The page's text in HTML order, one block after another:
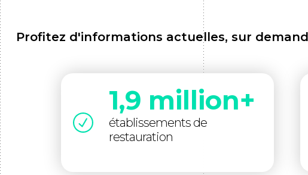
Profitez d'informations actuelles, sur
1,9 million+
établissements de
restauration